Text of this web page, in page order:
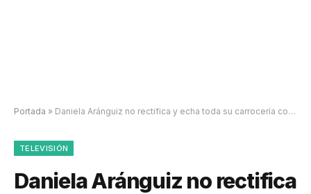
Portada » Daniela Aránguiz no rectifica y echa toda su carrocería contra Camila Andrade
TELEVISIÓN
Daniela Aránguiz no rectifica